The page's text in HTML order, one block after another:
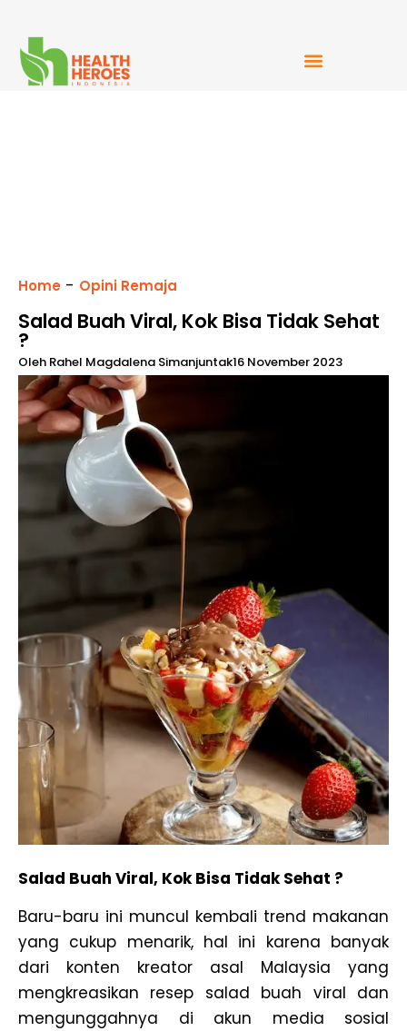
Home - Opini Remaja
Salad Buah Viral, Kok Bisa Tidak Sehat
?
Oleh Rahel Magdalena Simanjuntak16 November 2023
Salad Buah Viral, Kok Bisa Tidak Sehat ?
Baru-baru ini muncul kembali trend makanan
yang cukup menarik, hal ini karena banyak
dari konten kreator asal Malaysia yang
mengkreasikan resep salad buah viral dan
mengunggahnya di akun media sosial